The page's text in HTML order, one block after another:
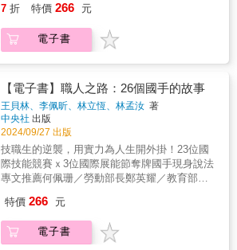
俊宏（東吳大學政治系教授、前國家人權博物
館館長）
述劉金獅的成長經歷、受難經過，以及參與黨
迫害下如何堅定信念、勇敢面對。劉金獅始終
站在街頭和黨外運動的最前線，為了實現台灣
民主化和獨立建國奮鬥不懈。他的經歷不僅是
由的歷史見證。【專文推薦】「金獅兄的一
生，就是台灣民主發展史，他不只見證，更參
與其中。」---陳菊（監察院院長）「很榮幸能
跟劉金獅共同見證台灣歷史並且參與台灣的點
點滴滴，如今這些故事由張文隆記述下來，真
是彌足珍貴。」---Linda Gail Arrigo 艾琳達（人
權學者）「本書完整描述在政治壓迫的年代
篇，以及與夫人相互扶持的動人故事。」---陳
俊宏（東吳大學政治系教授、前國家人權博物
館館長）
北科技大學校長江振誠／米其林名廚吳寶春／
世界麵包冠軍鄭志鴻（泥作阿鴻）／網路人氣
泥作職人顏家鈺／臺灣科技大學校長 年輕的
廚藝勇闖天涯，征服世界的胃；曾荒廢課業的
他，在國三技藝班首嘗學習的意義與熱情，如
今成為致力翻轉技職教育的師鐸獎得主。這是
職人們以技藝開創人生的故事，他們也都曾是
在技能界最高殿堂奪牌的台灣之光。台灣好手
2022年在有「技職奧運」之稱的國際技能競賽
創下全球第三的紀錄，2023年再奪亞洲技能競
賽總冠軍，展現出台灣傲人的技職實力。本書
兼顧歷史縱深與廣度，囊括多樣化職類，報導
汗水、淚水與超人的意志力，以及他們用專業
和熱血走出的職人之路！
7 折 特價 266 元
電子書
【電子書】職人之路：26個國手的故事
王貝林、李佩昕、林立恆、林孟汝 著
中央社 出版
2024/09/27 出版
技職生的逆襲，用實力為人生開外掛！23位國
際技能競賽ｘ3位國際展能節奪牌國手現身說法
專文推薦何佩珊／勞動部長鄭英耀／教育部長
北科技大學校長江振誠／米其林名廚吳寶春／
世界麵包冠軍鄭志鴻（泥作阿鴻）／網路人氣
泥作職人顏家鈺／臺灣科技大學校長 年輕的
特價 266 元
電子書